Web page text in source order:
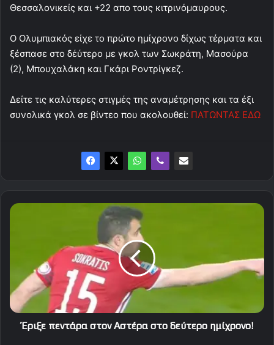
Θεσσαλονικείς και +22 απο τους κιτρινόμαυρους.
Ο Ολυμπιακός είχε το πρώτο ημίχρονο δίχως τέρματα και
ξέσπασε στο δέύτερο με γκολ των Σωκράτη, Μασούρα
(2), Μπουχαλάκη και Γκάρι Ροντρίγκεζ.
Δείτε τις καλύτερες στιγμές της αναμέτρησης και τα έξι
συνολικά γκολ σε βίντεο που ακολουθεί: ΠΑΤΩΝΤΑΣ ΕΔΩ
Έριξε
δεύτερο
ημίχρονο!
Έριξε πεντάρα στον Αστέρα στο δεύτερο ημίχρονο!